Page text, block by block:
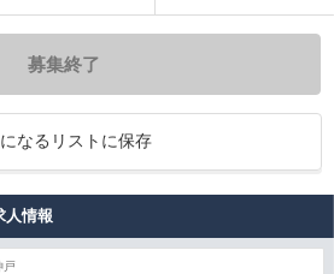
募集終了
なるリストに保存
人情報
戸